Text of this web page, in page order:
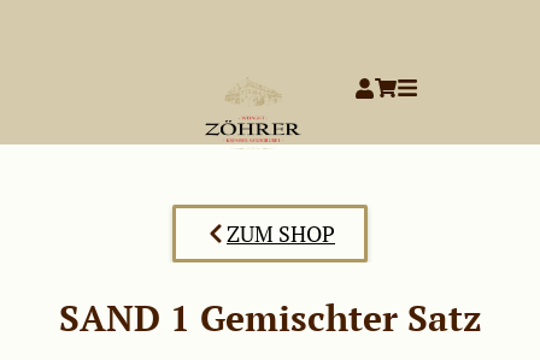
ZUM SHOP
SAND 1 Gemischter Satz